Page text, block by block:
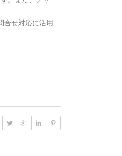
合せ対応に活用